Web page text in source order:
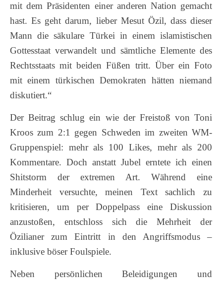
mit dem Präsidenten einer anderen Nation gemacht
hast. Es geht darum, lieber Mesut Özil, dass dieser
Mann die säkulare Türkei in einem islamistischen
Gottesstaat verwandelt und sämtliche Elemente des
Rechtsstaats mit beiden Füßen tritt. Über ein Foto
mit einem türkischen Demokraten hätten niemand
diskutiert.“
Der Beitrag schlug ein wie der Freistoß von Toni
Kroos zum 2:1 gegen Schweden im zweiten WM-
Gruppenspiel: mehr als 100 Likes, mehr als 200
Kommentare. Doch anstatt Jubel erntete ich einen
Shitstorm der extremen Art. Während eine
Minderheit versuchte, meinen Text sachlich zu
kritisieren, um per Doppelpass eine Diskussion
anzustoßen, entschloss sich die Mehrheit der
Özilianer zum Eintritt in den Angriffsmodus –
inklusive böser Foulspiele.
Neben persönlichen Beleidigungen und